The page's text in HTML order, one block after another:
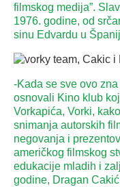
filmskog medija”.
1976. godine, od
sinu Edvardu u
-Kada se sve ovo
osnovali Kino klub
Vorkapića, Vorki,
snimanja autorskih
negovanja i
američkog filmskog
edukacije mladih i
godine, Dragan